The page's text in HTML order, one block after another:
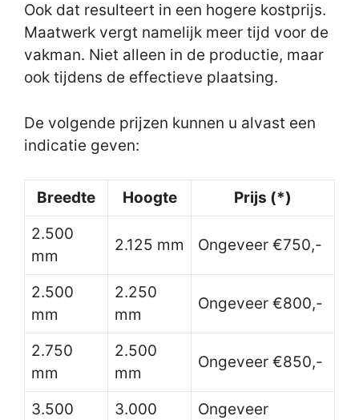
Ook dat resulteert in een hogere kostprijs.
Maatwerk vergt namelijk meer tijd voor de
vakman. Niet alleen in de productie, maar
ook tijdens de effectieve plaatsing.
De volgende prijzen kunnen u alvast een
indicatie geven:
Breedte Hoogte
Prijs (*)
2.500
mm
2.125 mm Ongeveer €750,-
2.500
mm
2.250
mm
Ongeveer €800,-
2.750
mm
2.500
mm
Ongeveer €850,-
3.500
3.000
Ongeveer